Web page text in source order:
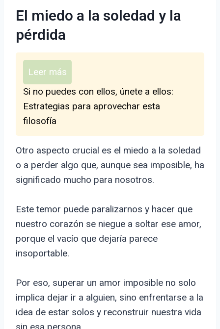
El miedo a la soledad y la
pérdida
Leer más
Si no puedes con ellos, únete a ellos:
Estrategias para aprovechar esta
filosofía
Otro aspecto crucial es el miedo a la soledad
o a perder algo que, aunque sea imposible, ha
significado mucho para nosotros.
Este temor puede paralizarnos y hacer que
nuestro corazón se niegue a soltar ese amor,
porque el vacío que dejaría parece
insoportable.
Por eso, superar un amor imposible no solo
implica dejar ir a alguien, sino enfrentarse a la
idea de estar solos y reconstruir nuestra vida